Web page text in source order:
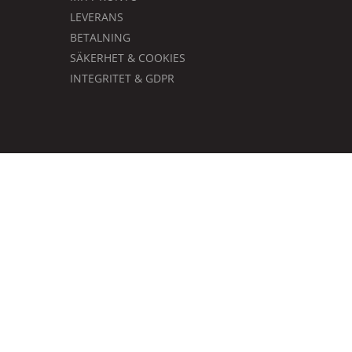
LEVERANS
BETALNING
SÄKERHET & COOKIES
INTEGRITET & GDPR